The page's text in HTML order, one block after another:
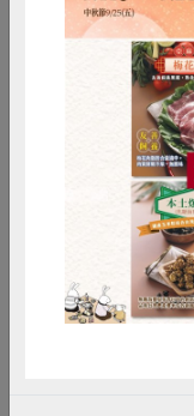
推廣合作運動，讓
紙的使用與環境資
慣，對森林環境的
使用再生衛生紙除
源。相較於原生紙
75％的空氣汙染，
用過的衛生紙不可
採用處女紙漿，勢
源、防止土石流及
出，一千平方公里
雞蛋